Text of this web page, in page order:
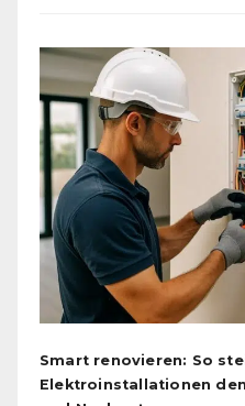
Smart renovieren: So
Elektroinstallationen